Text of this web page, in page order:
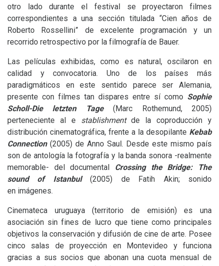
otro lado durante el festival se proyectaron filmes
correspondientes a una sección titulada “Cien años de
Roberto Rossellini” de excelente programación y un
recorrido retrospectivo por la filmografía de Bauer.
Las películas exhibidas, como es natural, oscilaron en
calidad y convocatoria. Uno de los países más
paradigmáticos en este sentido parece ser Alemania,
presente con filmes tan dispares entre sí como Sophie
Scholl-Die letzten Tage
(Marc Rothemund, 2005)
perteneciente al e stablishmentde la coproducción y
distribución cinematográfica, frente a la desopilante Kebab
Connection (2005) de Anno Saul. Desde este mismo país
son de antología la fotografía y la banda sonora -realmente
memorable- del documental Crossing the Bridge: The
sound of Istanbul
(2005) de Fatih Akin; sonido
en imágenes.
Cinemateca uruguaya (territorio de emisión) es una
asociación sin fines de lucro que tiene como principales
objetivos la conservación y difusión de cine de arte. Posee
cinco salas de proyección en Montevideo y funciona
gracias a sus socios que abonan una cuota mensual de